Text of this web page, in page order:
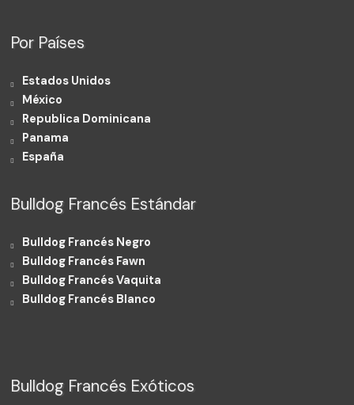
Por Países
Estados Unidos
México
Republica Dominicana
Panama
España
Bulldog Francés Estándar
Bulldog Francés Negro
Bulldog Francés Fawn
Bulldog Francés Vaquita
Bulldog Francés Blanco
Bulldog Francés Exóticos